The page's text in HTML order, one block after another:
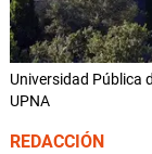
Universidad Pública
UPNA
REDACCIÓN